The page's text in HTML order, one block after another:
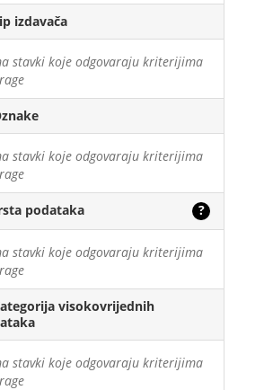
izdavača
stavki koje odgovaraju kriterijima
stavki koje odgovaraju kriterijima
podataka ?
stavki koje odgovaraju kriterijima
visokovrijednih
stavki koje odgovaraju kriterijima